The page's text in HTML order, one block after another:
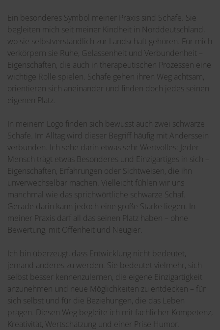
Ein besonderes Symbol meiner Praxis sind Schafe. Sie
begleiten mich seit meiner Kindheit in Norddeutschland,
wo sie selbstverständlich zur Landschaft gehören. Für mich
verkörpern sie Ruhe, Gelassenheit und Verbundenheit –
Eigenschaften, die auch in therapeutischen Prozessen eine
wichtige Rolle spielen. Schafe gehen ihren Weg achtsam,
orientieren sich aneinander und finden doch jedes seinen
eigenen Platz.
In meinem Logo finden sich bewusst auch zwei schwarze
Schafe. Im Alltag wird dieser Begriff häufig mit Anderssein
verbunden. Ich sehe darin etwas sehr Wertvolles: Jeder
Mensch trägt etwas Besonderes und Einzigartiges in sich –
Eigenschaften, Erfahrungen oder Sichtweisen, die ihn
unverwechselbar machen. Vielleicht fühlen wir uns
manchmal wie das sprichwörtliche schwarze Schaf.
Gerade darin kann jedoch eine große Stärke liegen. In
meiner Praxis darf all das seinen Platz haben – ohne
Bewertung, mit Offenheit und Neugier.
Ich bin überzeugt, dass Entwicklung nicht bedeutet,
jemand anderes zu werden. Sie bedeutet vielmehr, sich
selbst besser kennenzulernen, die eigene Einzigartigkeit
anzunehmen und neue Möglichkeiten zu entdecken – für
sich selbst und für die Beziehungen, die das Leben
prägen. Diesen Weg begleite ich mit fachlicher Kompetenz,
Kreativität, Wertschätzung und einer Prise Humor.